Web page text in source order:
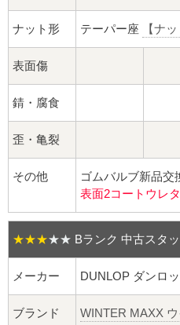
ロング球面ナット
ショート球面ナット
貫通ナット
ロング袋ナット
ショート袋ナット
スチール鉄ホイール
ナット形 テーパー座 【ナ
表面傷
錆・腐食
歪・亀裂
その他
ゴムバルブ新品交
表面2コートウレ
★★★★★ Bランク 中古スタ
メーカー DUNLOP ダンロ
ブランド WINTER MAXX